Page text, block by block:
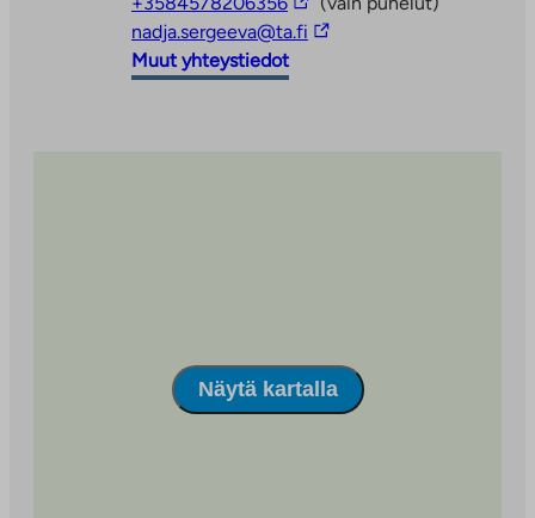
vie
ulkopuoliseen
palveluun
nadja.sergeeva@ta.fi Linkki
Muut yhteystiedot
Näytä kartalla